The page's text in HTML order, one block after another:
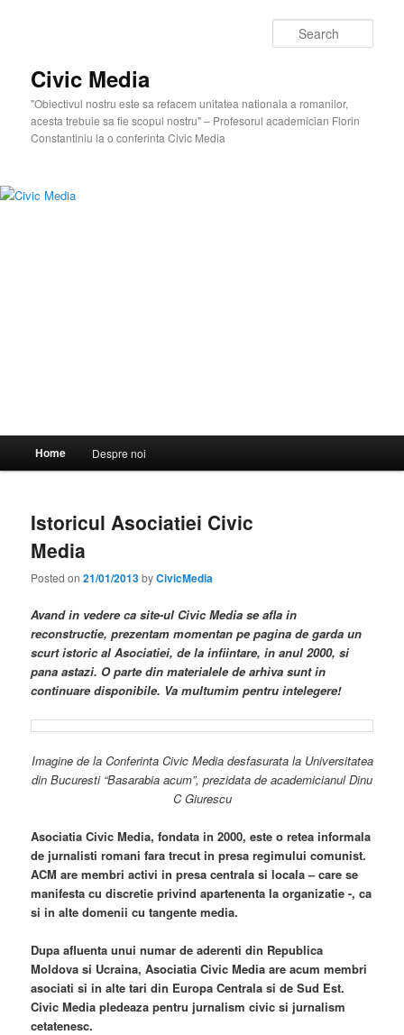
Civic Media
"Obiectivul nostru este sa refacem unitatea nationala a romanilor,
acesta trebuie sa fie scopul nostru" – Profesorul academician Florin
Constantiniu la o conferinta Civic Media
Home Despre noi
Istoricul Asociatiei Civic
Media
Posted on21/01/2013byCivicMedia
Avand in vedere ca site-ul Civic Media se afla in
reconstructie, prezentam momentan pe pagina de garda un
scurt istoric al Asociatiei, de la infiintare, in anul 2000, si
pana astazi. O parte din materialele de arhiva sunt in
continuare disponibile. Va multumim pentru intelegere!
Imagine de la Conferinta Civic Media desfasurata la Universitatea
din Bucuresti “Basarabia acum”, prezidata de academicianul Dinu
C Giurescu
Asociatia Civic Media, fondata in 2000, este o retea informala
de jurnalisti romani fara trecut in presa regimului comunist.
ACM are membri activi in presa centrala si locala – care se
manifesta cu discretie privind apartenenta la organizatie -, ca
si in alte domenii cu tangente media.
Dupa afluenta unui numar de aderenti din Republica
Moldova si Ucraina, Asociatia Civic Media are acum membri
asociati si in alte tari din Europa Centrala si de Sud Est.
Civic Media pledeaza pentru jurnalism civic si jurnalism
cetatenesc.